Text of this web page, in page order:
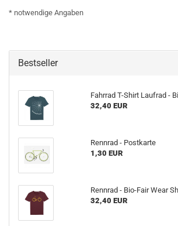
* notwendige Angaben
Bestseller
Fahrrad T-Shirt Laufrad -
32,40 EUR
Rennrad - Postkarte
1,30 EUR
Rennrad - Bio-Fair Wear
32,40 EUR